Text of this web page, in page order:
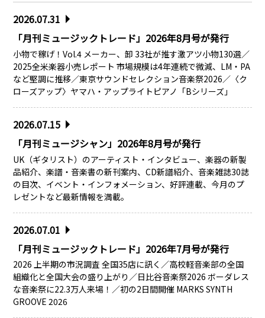
2026.07.31
「月刊ミュージックトレード」2026年8月号が発行
小物で稼げ！Vol.4 メーカー、卸 33社が推す激アツ小物130選／
2025全米楽器小売レポート 市場規模は4年連続で微減、LM・PA
など堅調に推移／東京サウンドセレクション音楽祭2026／〈ク
ローズアップ〉ヤマハ・アップライトピアノ「Bシリーズ」
2026.07.15
「月刊ミュージシャン」2026年8月号が発行
UK（ギタリスト）のアーティスト・インタビュー、楽器の新製
品紹介、楽譜・音楽書の新刊案内、CD新譜紹介、音楽雑誌30誌
の目次、イベント・インフォメーション、好評連載、今月のプ
レゼントなど最新情報を満載。
2026.07.01
「月刊ミュージックトレード」2026年7月号が発行
2026 上半期の市況調査 全国35店に訊く／高校軽音楽部の全国
組織化と全国大会の盛り上がり／日比谷音楽祭2026 ボーダレス
な音楽祭に22.3万人来場！／初の2日間開催 MARKS SYNTH
GROOVE 2026